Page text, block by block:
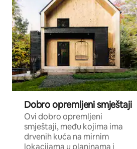
Dobro opremljeni smještaji
Ovi dobro opremljeni
smještaji, među kojima ima
drvenih kuća na mirnim
lokacijama u planinama i